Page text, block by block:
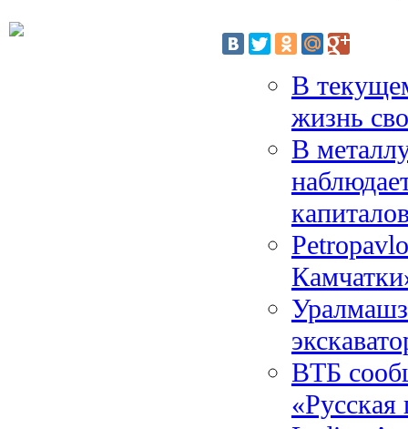
В
жизнь
В
ВТБ
«Русская